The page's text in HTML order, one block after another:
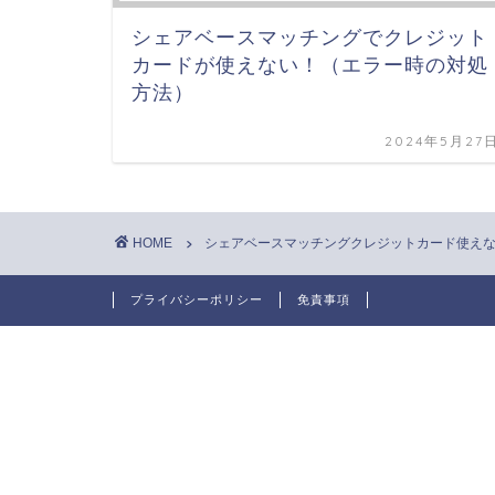
シェアベースマッチングでクレジット
カードが使えない！（エラー時の対処
方法）
2024年5月27
HOME シェアベースマッチングクレジットカード使え
プライバシーポリシー 免責事項